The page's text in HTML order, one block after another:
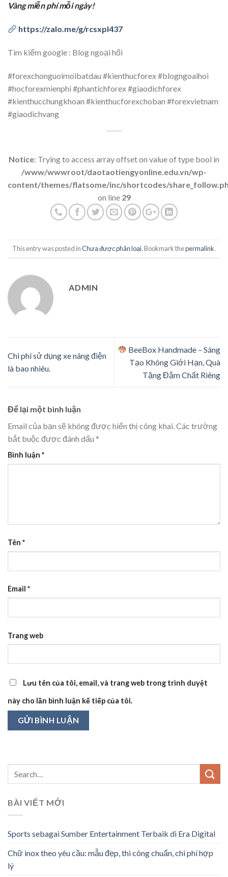
Vàng miễn phí mỗi ngày!
https://zalo.me/g/rcsxpl437
Tìm kiếm google : Blog ngoại hối
#forexchonguoimoibatdau #kienthucforex #blogngoaihoi
#hocforexmienphi #phantichforex #giaodichforex
#kienthucchungkhoan #kienthucforexchoban #forexvietnam
#giaodichvang
Notice: Trying to access array offset on value of type bool in
/www/wwwroot/daotaotiengyonline.edu.vn/wp-
content/themes/flatsome/inc/shortcodes/
on line 29
This entry was posted inChưa được phân loại. Bookmark thepermalink.
ADMIN
Chi phí sử dụng xe nâng điện
là bao nhiêu.
BeeBox Handmade – Sáng
Tạo Không Giới Hạn, Quà
Tặng Đậm Chất Riêng
Để lại một bình luận
Email của bạn sẽ không được hiển thị công khai.Các trường
bắt buộc được đánh dấu *
Bình luận *
Tên *
Email *
Trang web
Lưu tên của tôi, email, và trang web trong trình duyệt
này cho lần bình luận kế tiếp của tôi.
BÀI VIẾT MỚI
Sports sebagai Sumber Entertainment Terbaik di Era Digital
Chữ inox theo yêu cầu: mẫu đẹp, thi công chuẩn, chi phí hợp
lý